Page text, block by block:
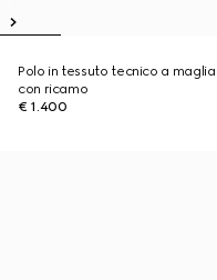
Polo in tessuto tecnico a maglia
con ricamo
€ 1.400